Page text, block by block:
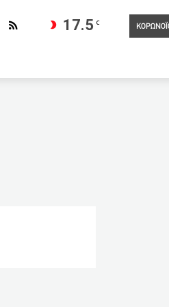
17.5 C
Οι υγειονομικοί πρέπει να